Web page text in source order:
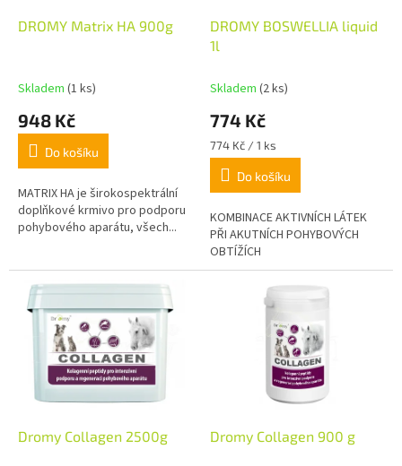
DROMY Matrix HA 900g
Skladem (1 ks)
948 Kč
Do košíku
MATRIX HA je širokospektrální
doplňkové krmivo pro podporu
pohybového aparátu, všech...
DROMY BOSWELLIA liquid
1l
Skladem (2 ks)
774 Kč
Měrná
cena:
774 Kč / 1 ks
Do košíku
KOMBINACE AKTIVNÍCH LÁTEK
PŘI AKUTNÍCH POHYBOVÝCH
OBTÍŽÍCH
Dromy Collagen 2500g Dromy Collagen 900 g